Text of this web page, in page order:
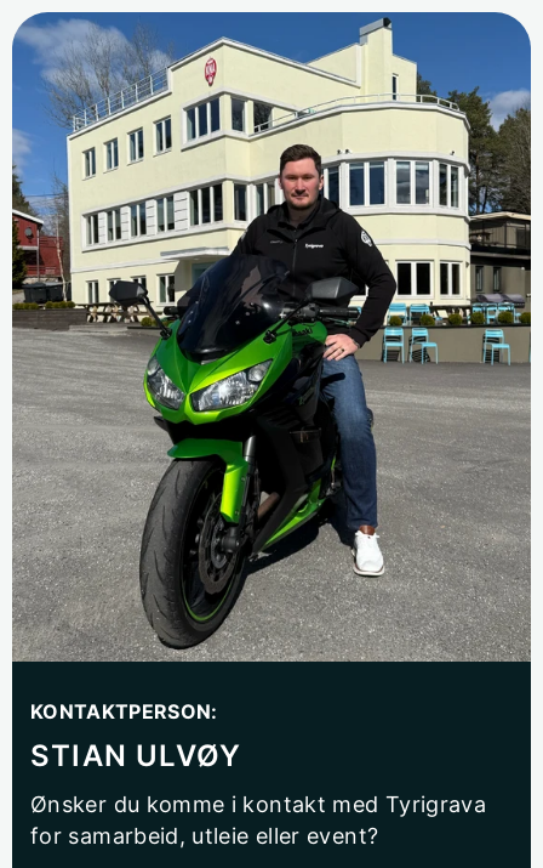
KONTAKTPERSON:
STIAN ULVØY
Ønsker du komme i kontakt med Tyrigrava
for samarbeid, utleie eller event?